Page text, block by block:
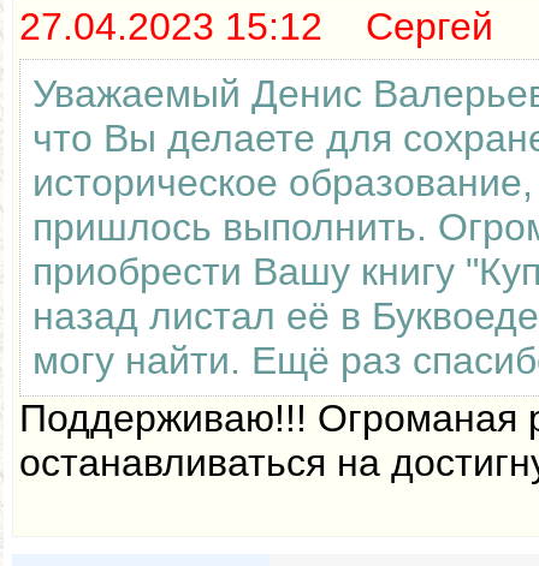
27.04.2023 15:12 Сергей
Уважаемый Денис
что Вы делаете для
историческое
пришлось выполнить.
приобрести Вашу книгу
назад листал её в
могу найти. Ещё раз
Поддерживаю!!! Огроманая
останавливаться на